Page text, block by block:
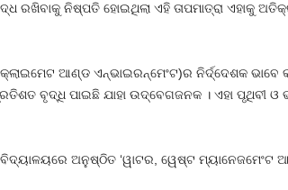
ରଖିବାକୁ ନିଷ୍ପତି ହୋଇଥିଲା ଏହି ତାପମାତ୍ରା ଏହାକୁ
ଆଣ୍ଡ ଏନ୍‌ଭାଇରନ୍‌ମେଂଟ)ର ନିର୍ଦ୍ଦେଶକ ଭାବେ
ବୃଦ୍ଧି ପାଇଛି ଯାହା ଉଦ୍‌ବେଗଜନକ । ଏହା ପୃଥିବୀ
ଅନୁଷ୍ଠିତ ‘ୱାଟର, ୱେଷ୍ଟ ମ୍ୟାନେଜମେଂଟ